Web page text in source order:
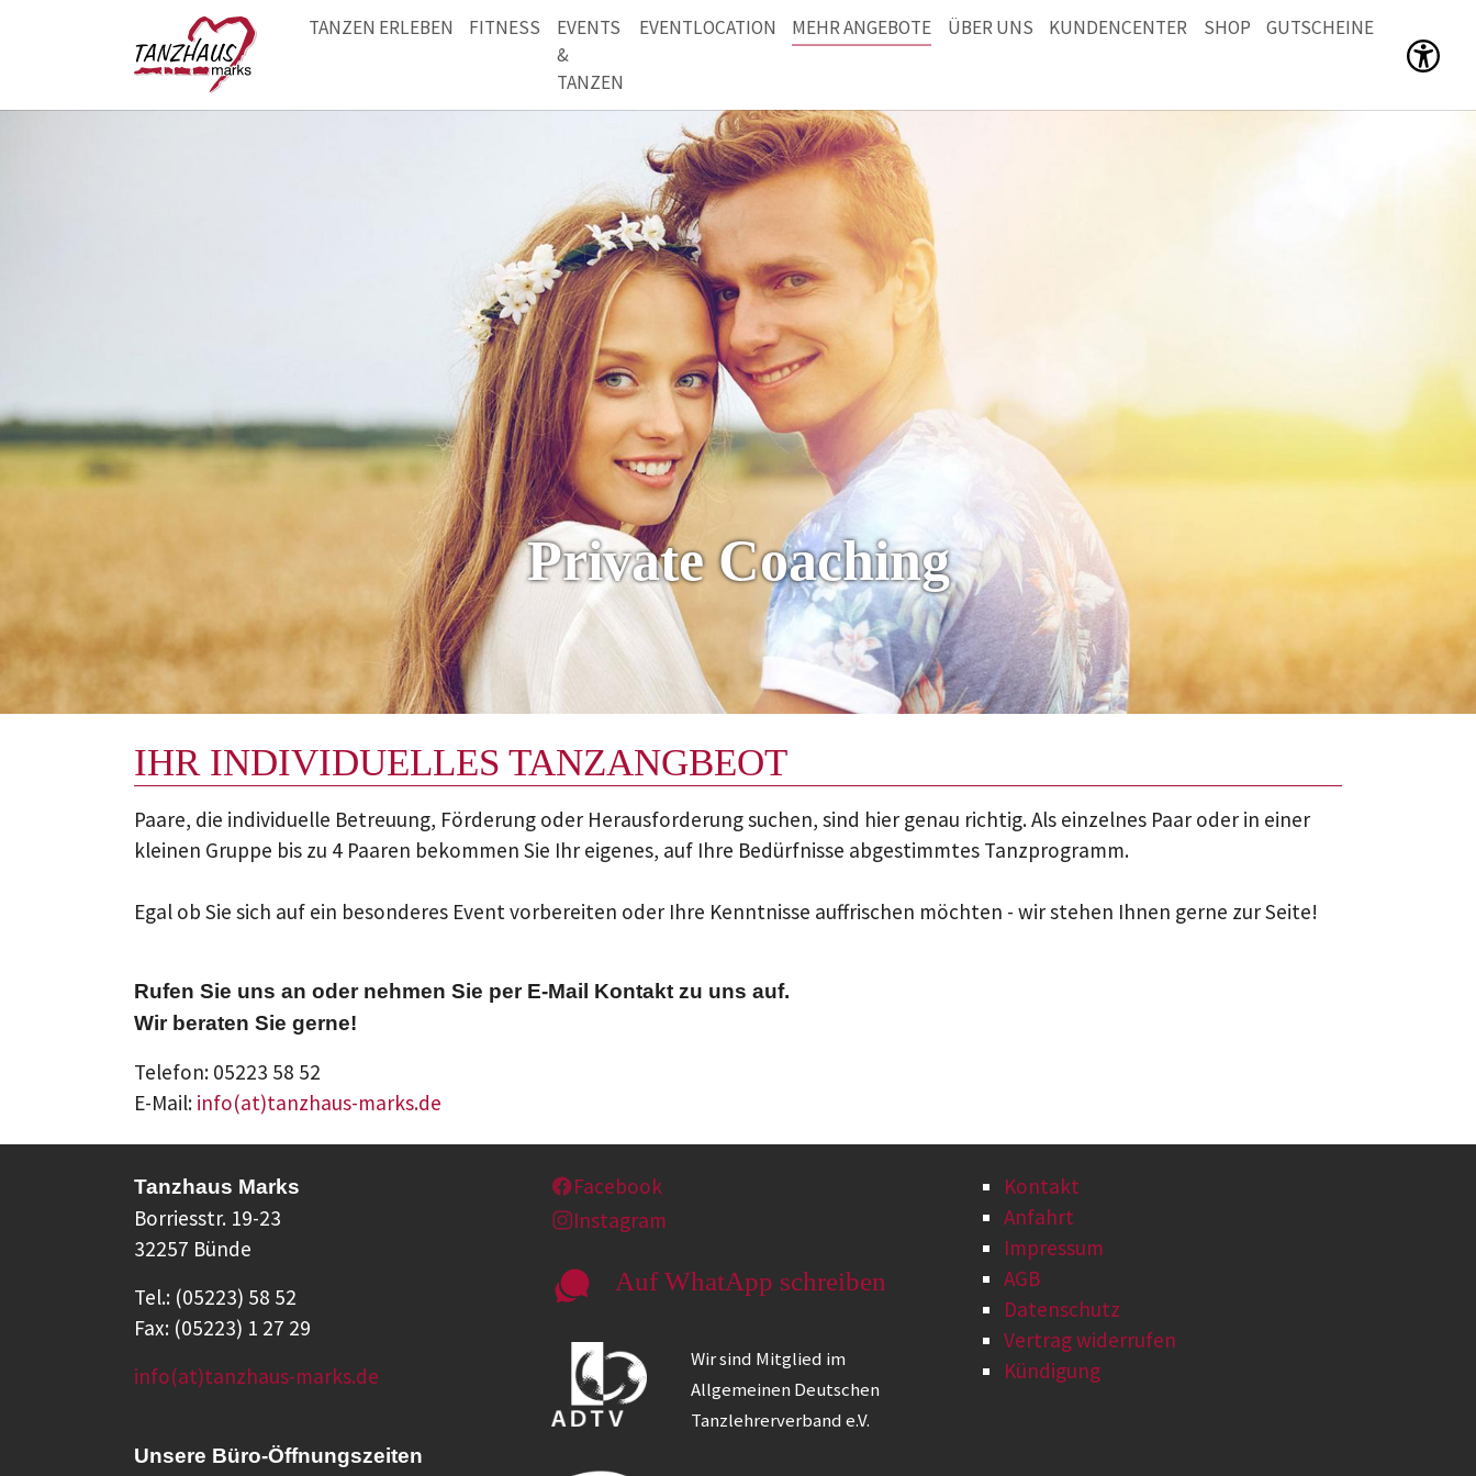
TANZEN ERLEBEN FITNESS
EVENTS
&
TANZEN
EVENTLOCATION MEHR ANGEBOTE ÜBER UNS KUNDENCENTER SHOP GUTSCHEINE
Private Coaching
IHR INDIVIDUELLES TANZANGBEOT
Paare, die individuelle Betreuung, Förderung oder Herausforderung suchen, sind hier genau richtig. Als einzelnes Paar oder in einer
kleinen Gruppe bis zu 4 Paaren bekommen Sie Ihr eigenes, auf Ihre Bedürfnisse abgestimmtes Tanzprogramm.
Egal ob Sie sich auf ein besonderes Event vorbereiten oder Ihre Kenntnisse auffrischen möchten - wir stehen Ihnen gerne zur Seite!
Rufen Sie uns an oder nehmen Sie per E-Mail Kontakt zu uns auf.
Wir beraten Sie gerne!
Telefon: 05223 58 52
E-Mail: info(at)tanzhaus-marks.de
Tanzhaus Marks
Borriesstr. 19-23
32257 Bünde
Tel.: (05223) 58 52
Fax: (05223) 1 27 29
info(at)tanzhaus-marks.de
Unsere Büro-Öffnungszeiten
Facebook
Instagram
Auf WhatApp schreiben
Wir sind Mitglied im
Allgemeinen Deutschen
Tanzlehrerverband e.V.
Kontakt
Anfahrt
Impressum
AGB
Datenschutz
Vertrag widerrufen
Kündigung